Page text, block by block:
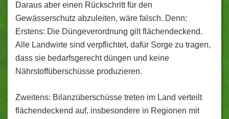
Daraus aber einen Rückschritt für den
Gewässerschutz abzuleiten, wäre falsch. Denn:
Erstens: Die Düngeverordnung gilt flächendeckend.
Alle Landwirte sind verpflichtet, dafür Sorge zu tragen,
dass sie bedarfsgerecht düngen und keine
Nährstoffüberschüsse produzieren.
Zweitens: Bilanzüberschüsse treten im Land verteilt
flächendeckend auf, insbesondere in Regionen mit